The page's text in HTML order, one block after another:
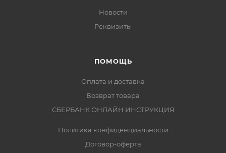
Новости
Реквизиты
ПОМОЩЬ
Оплата и доставка
Возврат товара
СБЕРБАНК ОНЛАЙН ИНСТРУКЦИЯ
Политика конфиденциальности
Договор-оферта